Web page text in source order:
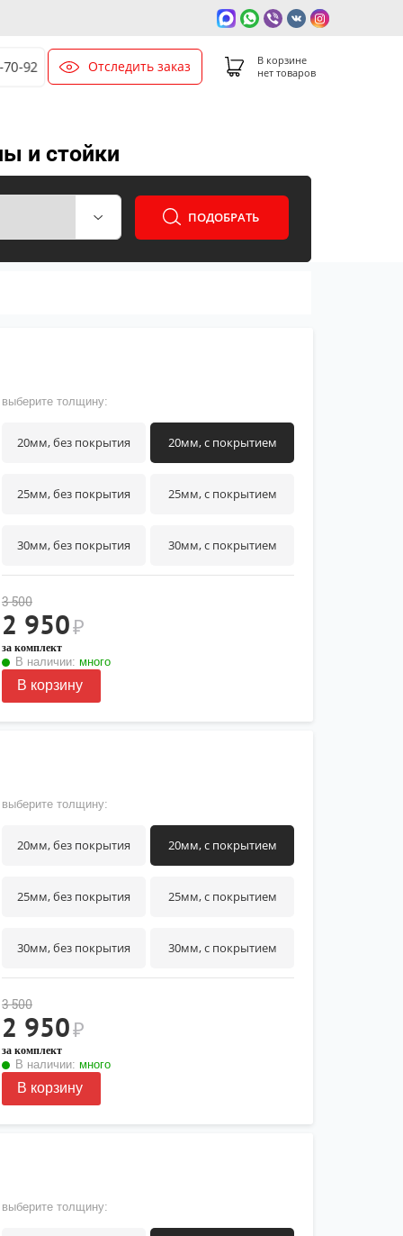
92 Отследить заказ
В корзине
нет товаров
и стойки
ПОДОБРАТЬ
выберите толщину:
20мм, без покрытия 20мм, с покрытием
25мм, без покрытия 25мм, с покрытием
30мм, без покрытия 30мм, с покрытием
3 500
2 950₽
за комплект
В наличии: много
В корзину
выберите толщину:
20мм, без покрытия 20мм, с покрытием
25мм, без покрытия 25мм, с покрытием
30мм, без покрытия 30мм, с покрытием
3 500
2 950₽
за комплект
В наличии: много
В корзину
выберите толщину: